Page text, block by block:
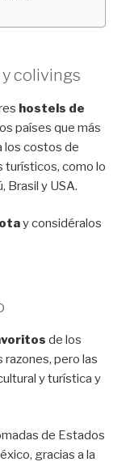
colivings
hostels de
países que más
los costos de
turísticos, como lo
Brasil y USA.
y considéralos
de los
razones, pero las
y turística y
de Estados
gracias a la